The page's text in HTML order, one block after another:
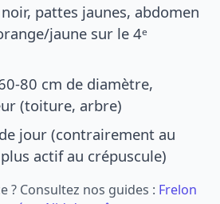
pattes jaunes, abdomen
jaune sur le 4ᵉ
80 cm de diamètre,
(toiture, arbre)
jour (contrairement au
actif au crépuscule)
? Consultez nos guides : Frelon